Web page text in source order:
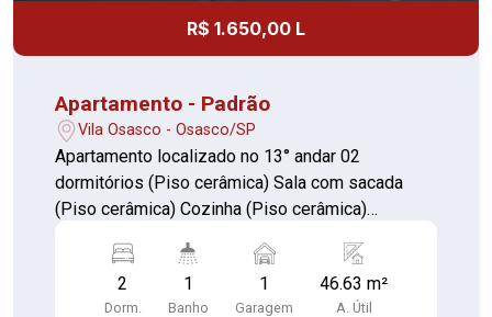
R$ 1.650,00 L
Apartamento - Padrão
Vila Osasco - Osasco/SP
Apartamento localizado no 13° andar 02
dormitórios (Piso cerâmica) Sala com sacada
(Piso cerâmica) Cozinha (Piso cerâmica)
serviço coberta (Piso cerâmica) 01 vaga de
garagem coberta (Presa)
2
Dorm.
1
Banho
1
Garagem
46.63 m²
A. Útil